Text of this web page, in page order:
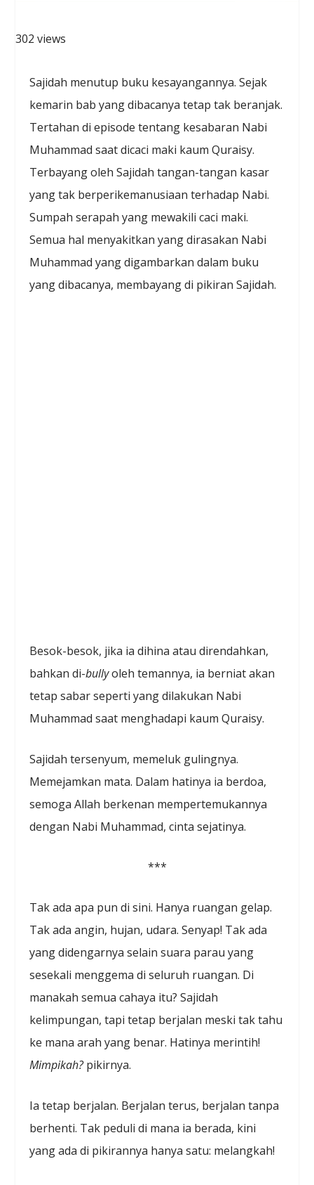
302 views
Sajidah menutup buku kesayangannya. Sejak
kemarin bab yang dibacanya tetap tak beranjak.
Tertahan di episode tentang kesabaran Nabi
Muhammad saat dicaci maki kaum Quraisy.
Terbayang oleh Sajidah tangan-tangan kasar
yang tak berperikemanusiaan terhadap Nabi.
Sumpah serapah yang mewakili caci maki.
Semua hal menyakitkan yang dirasakan Nabi
Muhammad yang digambarkan dalam buku
yang dibacanya, membayang di pikiran Sajidah.
Besok-besok, jika ia dihina atau direndahkan,
bahkan di-bullyoleh temannya, ia berniat akan
tetap sabar seperti yang dilakukan Nabi
Muhammad saat menghadapi kaum Quraisy.
Sajidah tersenyum, memeluk gulingnya.
Memejamkan mata. Dalam hatinya ia berdoa,
semoga Allah berkenan mempertemukannya
dengan Nabi Muhammad, cinta sejatinya.
***
Tak ada apa pun di sini. Hanya ruangan gelap.
Tak ada angin, hujan, udara. Senyap! Tak ada
yang didengarnya selain suara parau yang
sesekali menggema di seluruh ruangan. Di
manakah semua cahaya itu? Sajidah
kelimpungan, tapi tetap berjalan meski tak tahu
ke mana arah yang benar. Hatinya merintih!
Mimpikah?pikirnya.
Ia tetap berjalan. Berjalan terus, berjalan tanpa
berhenti. Tak peduli di mana ia berada, kini
yang ada di pikirannya hanya satu: melangkah!